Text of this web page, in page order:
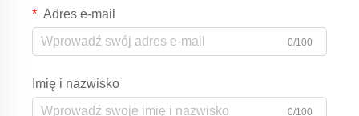
Adres e-mail
0/100
Imię i nazwisko
0/100